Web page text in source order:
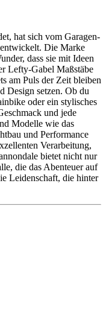
hat sich vom Garagen-
Die Marke
dass sie mit Ideen
Lefty-Gabel Maßstäbe
am Puls der Zeit bleiben
Design setzen. Ob du
oder ein stylisches
und jede
Modelle wie das
und Performance
Verarbeitung,
bietet nicht nur
die das Abenteuer auf
Leidenschaft, die hinter